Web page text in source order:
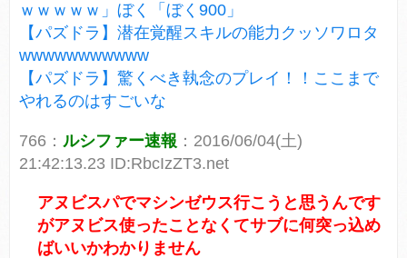
ｗｗｗｗｗ」ぼく「ぼく900」
【パズドラ】潜在覚醒スキルの能力クッソワロタ
wwwwwwwwwww
【パズドラ】驚くべき執念のプレイ！！ここまで
やれるのはすごいな
766： ルシファー速報 ：2016/06/04(土)
21:42:13.23 ID:RbcIzZT3.net
アヌビスパでマシンゼウス行こうと思うんです
がアヌビス使ったことなくてサブに何突っ込め
ばいいかわかりません